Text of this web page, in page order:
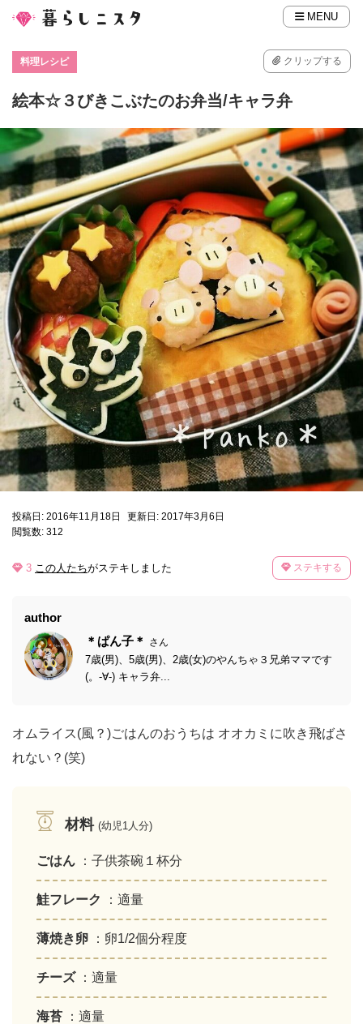
MENU
料理レシピ クリップする
絵本☆３びきこぶたのお弁当/キャラ弁
投稿日: 2016年11月18日
更新日: 2017年3月6日
閲覧数: 312
3 この人たちがステキしました ステキする
author
＊ぱん子＊
さん
7歳(男)、5歳(男)、2歳(女)のやんちゃ３兄弟ママです
(。-∀-) キャラ弁...
オムライス(風？)ごはんのおうちは オオカミに吹き飛ばさ
れない？(笑)
材料 (幼児1人分)
ごはん ：子供茶碗１杯分
鮭フレーク ：適量
薄焼き卵 ：卵1/2個分程度
チーズ ：適量
海苔 ：適量